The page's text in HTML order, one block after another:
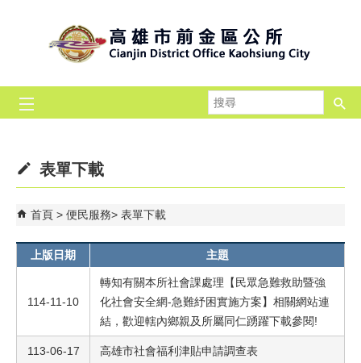
尋
表單下載
首頁 便民服務 表單下載
上版日期 主題
114-11-10
轉知有關本所社會課處理【民眾急難救助暨強
化社會安全網-急難紓困實施方案】相關網站連
結，歡迎轄內鄉親及所屬同仁踴躍下載參閱!
113-06-17 高雄市社會福利津貼申請調查表